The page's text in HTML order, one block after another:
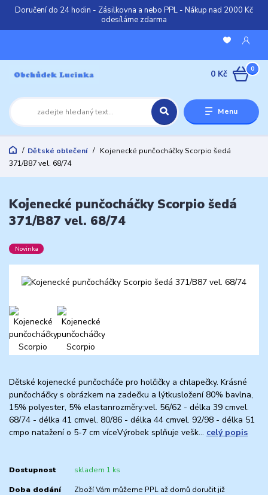
Doručení do 24 hodin - Zásilkovna a nebo PPL - Nákup nad 2000 Kč
odesíláme zdarma
Menu
0
0 Kč
Dětské oblečení
Kojenecké punčocháčky Scorpio šedá
371/B87 vel. 68/74
Kojenecké punčocháčky Scorpio šedá
371/B87 vel. 68/74
Novinka
Dětské kojenecké punčocháče pro holčičky a chlapečky. Krásné
punčocháčky s obrázkem na zadečku a lýtkusložení 80% bavlna,
15% polyester, 5% elastanrozměry:vel. 56/62 - délka 39 cmvel.
68/74 - délka 41 cmvel. 80/86 - délka 44 cmvel. 92/98 - délka 51
cmpo natažení o 5-7 cm víceVýrobek splňuje vešk... celý popis
Dostupnost skladem 1 ks
Doba dodání
Zboží Vám můžeme PPL až domů doručit již